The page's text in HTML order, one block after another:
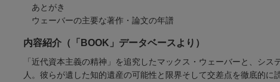
あとがき
ウェーバーの主要な著作・論文の年譜
内容紹介（「BOOK」データベースより）
「近代資本主義の精神」を追究したマックス・ウェーバーと、シ
人。彼らが遺した知的遺産の可能性と限界そして交差点を徹底的